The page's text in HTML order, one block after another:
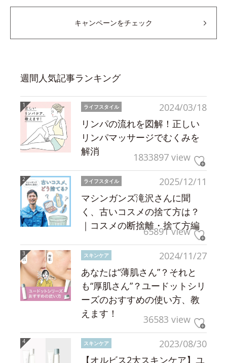
キャンペーンをチェック
週間人気記事ランキング
2024/03/18
ライフスタイル
リンパの流れを図解！正しい
リンパマッサージでむくみを
解消
1833897 view
2025/12/11
ライフスタイル
マシンガンズ滝沢さんに聞
く、古いコスメの捨て方は？
｜コスメの断捨離・捨て方編
65891 view
2024/11/27
スキンケア
あなたは“薄肌さん”？それと
も“厚肌さん”？ユードットシリ
ーズのおすすめの使い方、教
えます！
36583 view
2023/08/30
スキンケア
【オルビス2大スキンケア】ユ